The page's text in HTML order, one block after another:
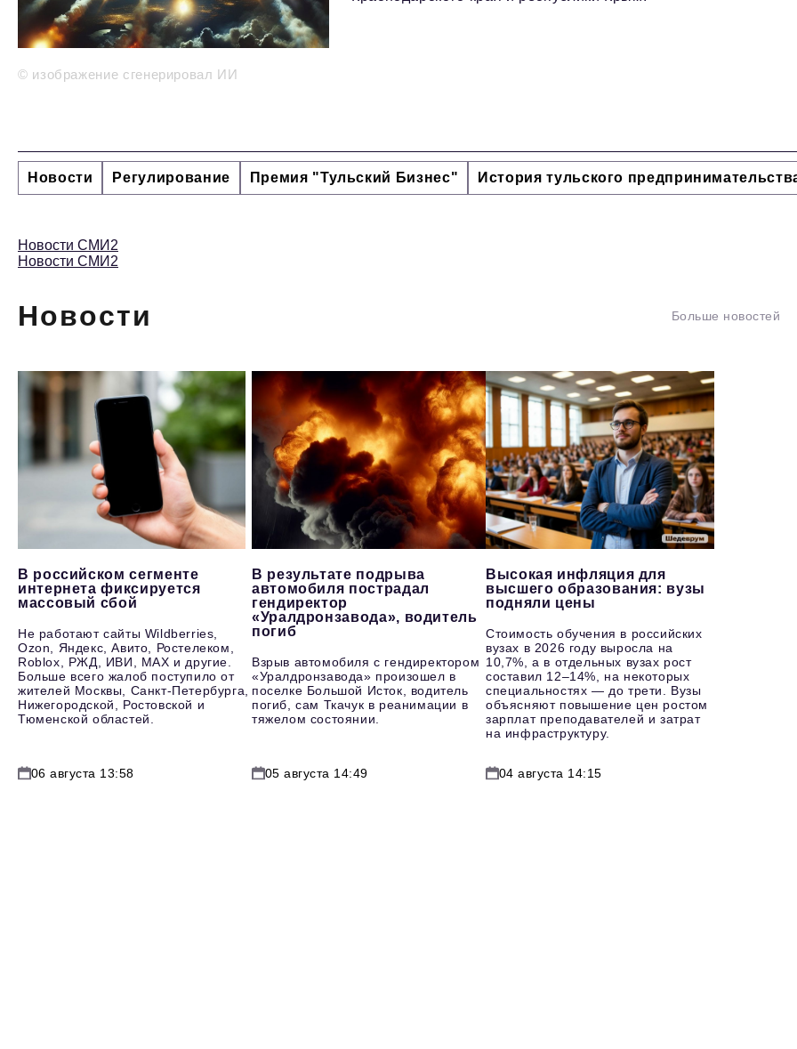
© изображение сгенерировал ИИ
Новости Регулирование Премия "Тульский Бизнес" История тульского
Новости СМИ2
Новости СМИ2
Новости Больше новостей
В российском сегменте
интернета фиксируется
массовый сбой
Не работают сайты Wildberries,
Ozon, Яндекс, Авито, Ростелеком,
Roblox, РЖД, ИВИ, MAX и другие.
Больше всего жалоб поступило от
жителей Москвы, Санкт-Петербурга,
Нижегородской, Ростовской и
Тюменской областей.
06 августа 13:58
В результате подрыва
автомобиля пострадал
гендиректор
«Уралдронзавода», водитель
погиб
Взрыв автомобиля с гендиректором
«Уралдронзавода» произошел в
поселке Большой Исток, водитель
погиб, сам Ткачук в реанимации в
тяжелом состоянии.
05 августа 14:49
Высокая инфляция для
высшего образования: вузы
подняли цены
Стоимость обучения в российских
вузах в 2026 году выросла на
10,7%, а в отдельных вузах рост
составил 12–14%, на некоторых
специальностях — до трети. Вузы
объясняют повышение цен ростом
зарплат преподавателей и затрат
на инфраструктуру.
04 августа 14:15